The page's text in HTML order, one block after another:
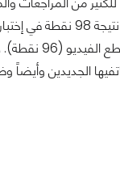
حيث أن الهاتف إستطاع تجاوز
والوصول إلي درجة عالية جداً من
الجديدين وأيضاً